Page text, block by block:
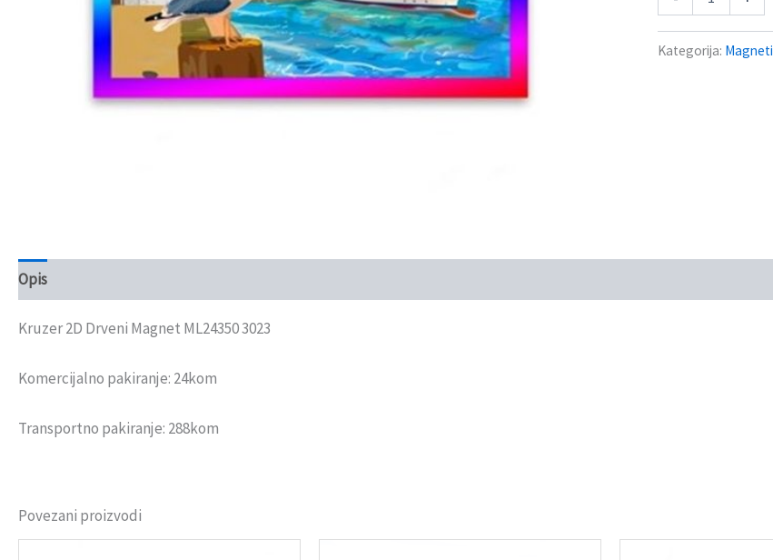
Kategorija: Magneti
Opis
Kruzer 2D Drveni Magnet ML24350 3023
Komercijalno pakiranje: 24kom
Transportno pakiranje: 288kom
Povezani proizvodi